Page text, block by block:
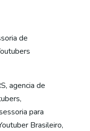
de
, agencia de
,
para
Brasileiro,